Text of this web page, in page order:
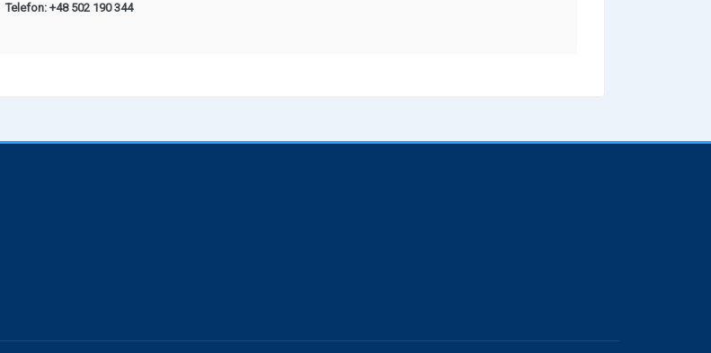
Telefon: +48 502 190 344